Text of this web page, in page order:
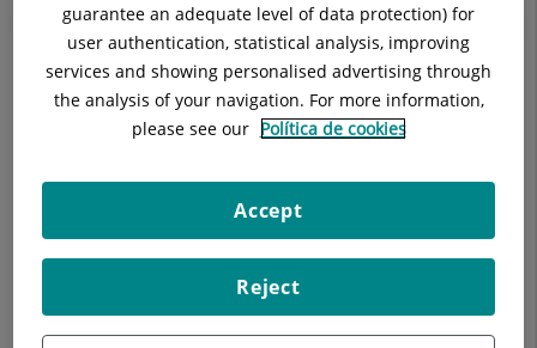
Descripció Equip Mèdic Malalties
guarantee an adequate level of data protection) for
user authentication, statistical analysis, improving
services and showing personalised advertising through
the analysis of your navigation. For more information,
please see our Política de cookies
Reject
Accept